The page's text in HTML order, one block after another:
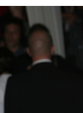
преступных
международный
приглашены
представляет
который в первый
участницей
— дочерью